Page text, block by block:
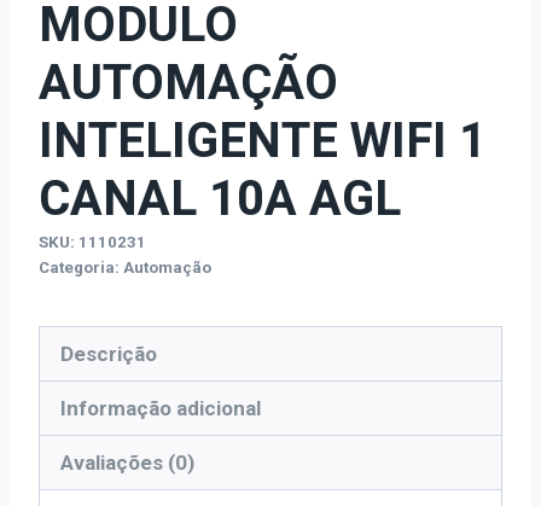
MODULO
AUTOMAÇÃO
INTELIGENTE WIFI 1
CANAL 10A AGL
SKU: 1110231
Categoria: Automação
Descrição
Informação adicional
Avaliações (0)